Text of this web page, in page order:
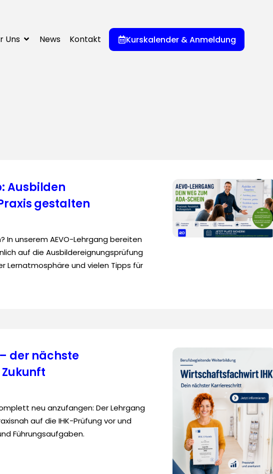
Uns News Kontakt Kurskalender & Anmeldung
Ausbilden
gestalten
In unserem AEVO-Lehrgang bereiten
auf die Ausbildereignungsprüfung
Lernatmosphäre und vielen Tipps für
der nächste
neu anzufangen: Der Lehrgang
auf die IHK-Prüfung vor und
Führungsaufgaben.